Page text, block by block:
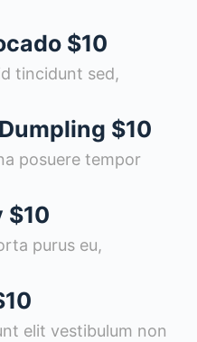
$10
tincidunt sed,
$10
posuere tempor
$10
purus eu,
elit vestibulum non